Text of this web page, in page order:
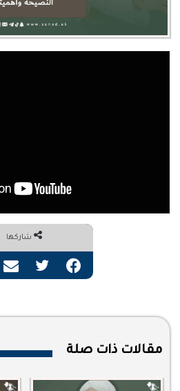
شاركها
فيسبوك تويتر
مقالات ذات صلة